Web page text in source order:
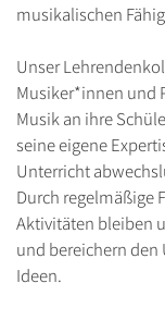
musikalischen
Unser
Musiker*innen und
Musik an ihre
seine eigene
Unterricht
Durch regelmäßige
Aktivitäten bleiben
und bereichern
Ideen.